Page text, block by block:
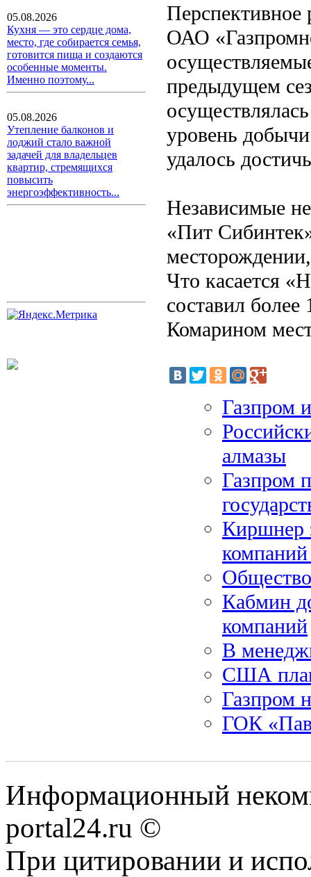
05.08.2026
Кухня — это сердце дома,
место, где собирается семья,
готовится пища и создаются
особенные моменты.
Именно поэтому...
05.08.2026
Утепление балконов и
лоджий стало важной
задачей для владельцев
квартир, стремящихся
повысить
энергоэффективность...
Перспективное
ОАО
предыдущем
уровень
удалось
Независимые
«Пит
Что касается
составил
Комарином
Газпром
алмазы
Газпром
Киршнер
Кабмин
компаний
В
США
Газпром
ГОК
Информационный
portal24.ru ©
При цитировании и